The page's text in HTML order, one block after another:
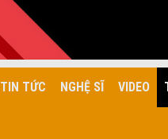
TIN TỨC NGHỆ SĨ VIDEO